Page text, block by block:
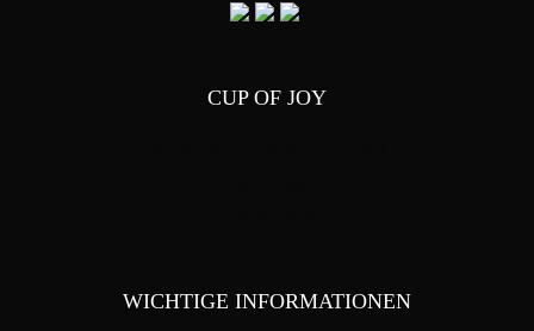
CUP OF JOY
WICHTIGE INFORMATIONEN